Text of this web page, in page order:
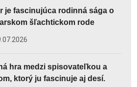
je fascinujúca rodinná sága o
šľachtickom rode
hra medzi spisovateľkou a
ktorý ju fascinuje aj desí.